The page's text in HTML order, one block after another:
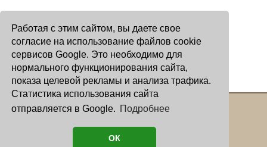
Работая с этим сайтом, вы даете свое
согласие на использование файлов cookie
сервисов Google. Это необходимо для
нормального функционирования сайта,
показа целевой рекламы и анализа трафика.
Статистика использования сайта
отправляется в Google. Подробнее
ОК
Copyright © 2000 - 2026 Oculus